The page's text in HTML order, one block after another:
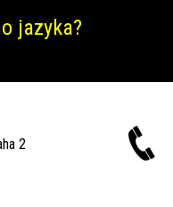
jazyka?
2